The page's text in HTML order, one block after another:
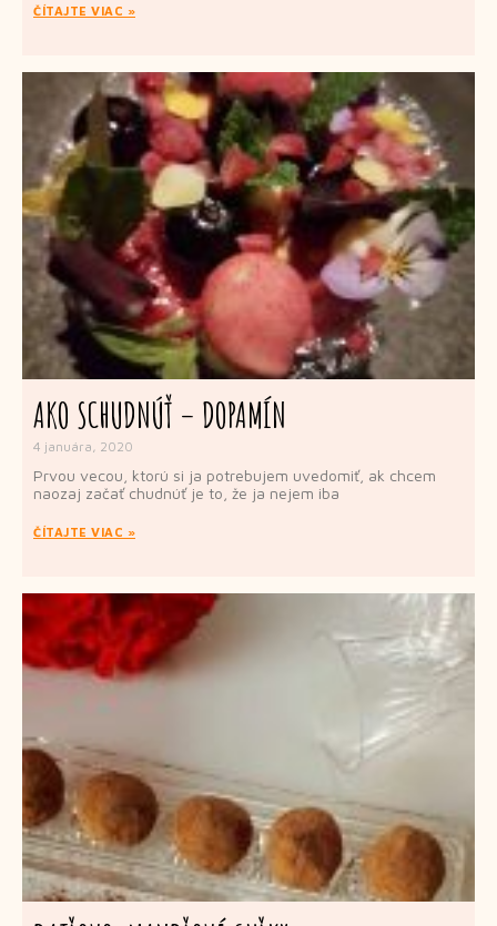
ČÍTAJTE VIAC »
AKO SCHUDNÚŤ – DOPAMÍN
4 januára, 2020
Prvou vecou, ktorú si ja potrebujem uvedomiť, ak chcem
naozaj začať chudnúť je to, že ja nejem iba
ČÍTAJTE VIAC »